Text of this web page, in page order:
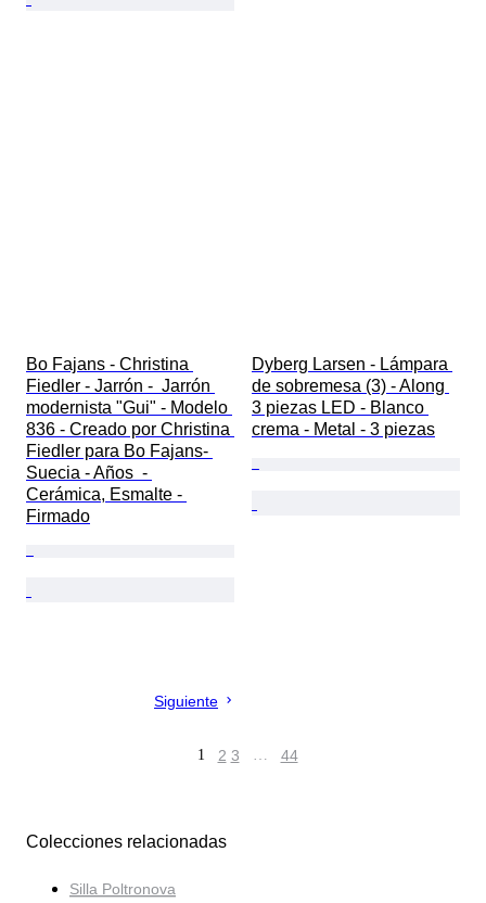
Bo Fajans - Christina
Fiedler - Jarrón -  Jarrón
modernista "Gui" - Modelo
836 - Creado por Christina
Fiedler para Bo Fajans-
Suecia - Años  -
Cerámica, Esmalte -
Firmado
Dyberg Larsen - Lámpara
de sobremesa (3) - Along
3 piezas LED - Blanco
crema - Metal - 3 piezas
Siguiente
1 2 3 … 44
Colecciones relacionadas
Silla Poltronova